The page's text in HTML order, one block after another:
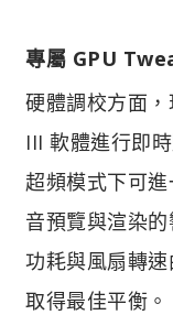
專屬 GPU
硬體調校方面
III 軟體進行即
超頻模式下可
音預覽與渲染
功耗與風扇轉
取得最佳平衡。